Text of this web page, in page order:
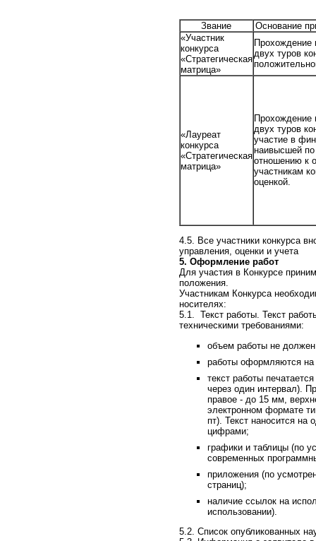
Звание
Основание
«Участник
конкурса
«Стратегическая
матрица»
Прохождение
двух туров
«Лауреат
конкурса
«Стратегическая
матрица»
Прохождение
двух туров
участие в
наивысшей по
отношению к
участникам
оценкой.
4.5. Все участники конкурса
управления, оценки и учета
5. Оформление работ
Для участия в Конкурсе
положения.
Участникам Конкурса
носителях:
5.1. Текст работы. Текст
техническими требованиями:
объем работы не
работы оформляются на
текст работы
через один интервал).
правое - до 15 мм,
электронном формате
пт). Текст наносится на
цифрами;
графики и таблицы (по
современных
приложения (по
страниц);
наличие ссылок на
использовании).
5.2. Список опубликованных